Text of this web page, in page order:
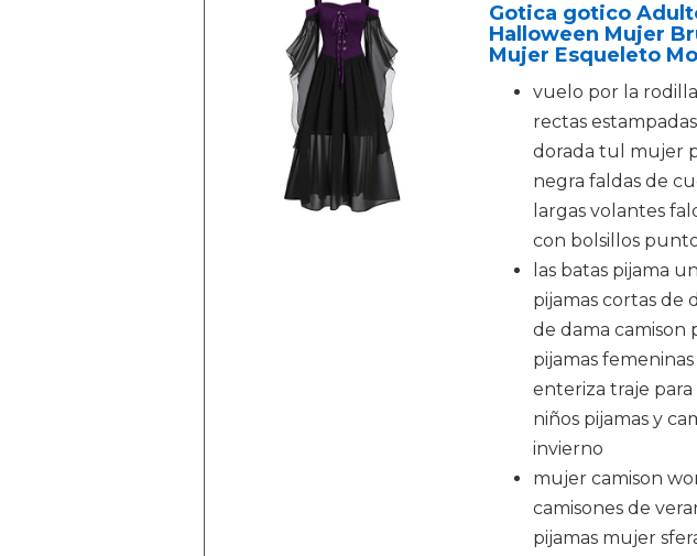
Gotica gotico
Halloween Mujer
Mujer Esqueleto
vuelo por la
rectas
dorada tul mujer
negra faldas de
largas volantes
con bolsillos
las batas pijama
pijamas cortas de
de dama camison
pijamas
enteriza traje
niños pijamas y
invierno
mujer camison
camisones de
pijamas mujer